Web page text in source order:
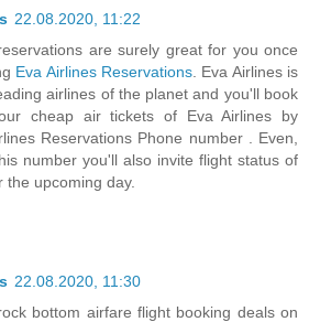
22.08.2020, 11:22
are surely great for you once
Eva Airlines Reservations. Eva Airlines is
airlines of the planet and you'll book
cheap air tickets of Eva Airlines by
Reservations Phone number . Even,
number you'll also invite flight status of
the upcoming day.
22.08.2020, 11:30
bottom airfare flight booking deals on